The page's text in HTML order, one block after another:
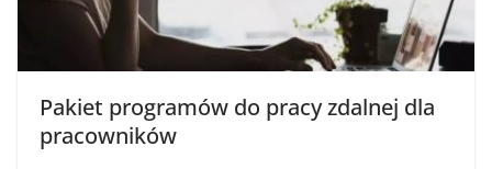
Pakiet programów do pracy zdalnej dla
pracowników